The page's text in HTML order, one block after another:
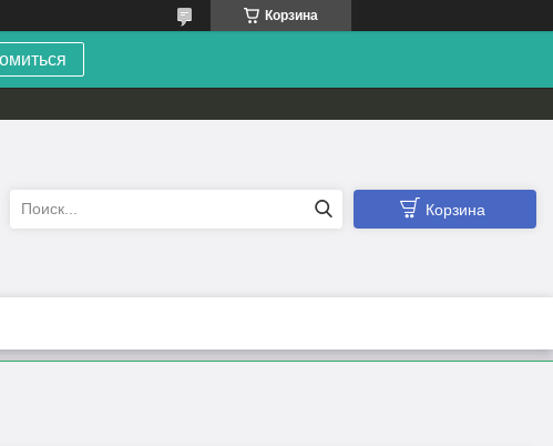
Корзина
Корзина